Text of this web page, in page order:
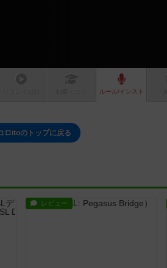
ルール/インスト
ロitoのトップに戻る
レビュー